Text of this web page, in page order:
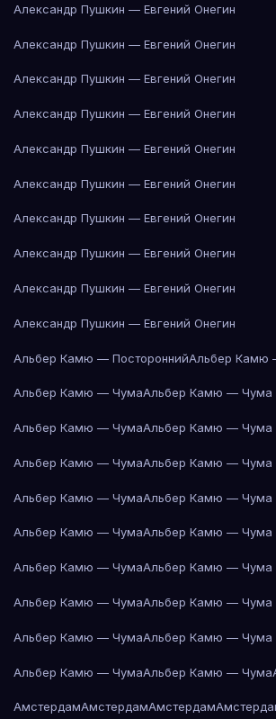
Александр Пушкин — Евгений Онегин
Александр Пушкин — Евгений Онегин
Александр Пушкин — Евгений Онегин
Александр Пушкин — Евгений Онегин
Александр Пушкин — Евгений Онегин
Александр Пушкин — Евгений Онегин
Александр Пушкин — Евгений Онегин
Александр Пушкин — Евгений Онегин
Александр Пушкин — Евгений Онегин
Александр Пушкин — Евгений Онегин
Альбер Камю — ПостороннийАльбер Камю
Альбер Камю — ЧумаАльбер Камю — Чума
Альбер Камю — ЧумаАльбер Камю — Чума
Альбер Камю — ЧумаАльбер Камю — Чума
Альбер Камю — ЧумаАльбер Камю — Чума
Альбер Камю — ЧумаАльбер Камю — Чума
Альбер Камю — ЧумаАльбер Камю — Чума
Альбер Камю — ЧумаАльбер Камю — Чума
Альбер Камю — ЧумаАльбер Камю — Чума
Альбер Камю — ЧумаАльбер Камю — Чума
АмстердамАмстердамАмстердам